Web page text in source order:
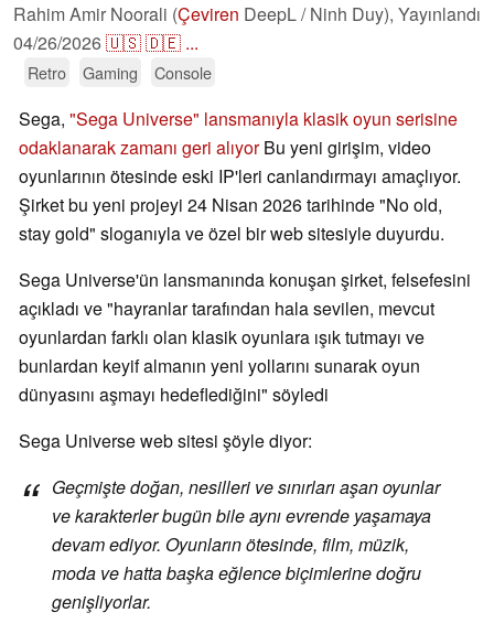
Rahim Amir Noorali (Çeviren DeepL / Ninh Duy), Yayınlandı
04/26/2026🇺🇸🇩🇪 ...
Retro Gaming Console
Sega, "Sega Universe" lansmanıyla klasik oyun serisine
odaklanarak zamanı geri alıyorBu yeni girişim, video
oyunlarının ötesinde eski IP'leri canlandırmayı amaçlıyor.
Şirket bu yeni projeyi 24 Nisan 2026 tarihinde "No old,
stay gold" sloganıyla ve özel bir web sitesiyle duyurdu.
Sega Universe'ün lansmanında konuşan şirket, felsefesini
açıkladı ve "hayranlar tarafından hala sevilen, mevcut
oyunlardan farklı olan klasik oyunlara ışık tutmayı ve
bunlardan keyif almanın yeni yollarını sunarak oyun
dünyasını aşmayı hedeflediğini" söyledi
Sega Universe web sitesi şöyle diyor:
Geçmişte doğan, nesilleri ve sınırları aşan oyunlar
ve karakterler bugün bile aynı evrende yaşamaya
devam ediyor. Oyunların ötesinde, film, müzik,
moda ve hatta başka eğlence biçimlerine doğru
genişliyorlar.